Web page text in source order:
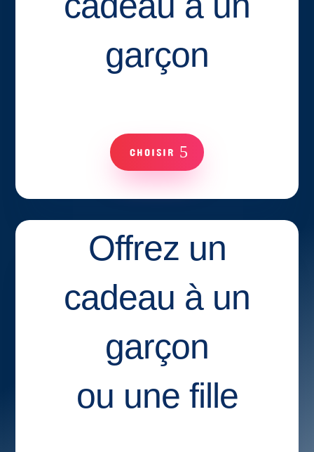
garçon
CHOISIR
Offrez un
cadeau à un
garçon
ou une fille